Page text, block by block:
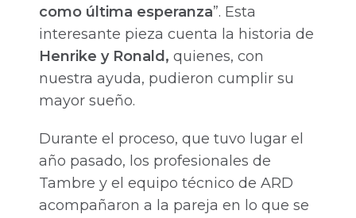
como última esperanza”. Esta
interesante pieza cuenta la historia de
Henrike y Ronald, quienes, con
nuestra ayuda, pudieron cumplir su
mayor sueño.
Durante el proceso, que tuvo lugar el
año pasado, los profesionales de
Tambre y el equipo técnico de ARD
acompañaron a la pareja en lo que se